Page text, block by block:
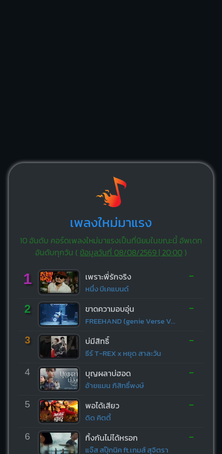
เพลงใหม่มาแรง
10 อันดับ คอร์ดเพลงใหม่มาแรงเป็นที่นิยมในขณะนี้ อัพเดท
อันดับทุกวัน ( ข้อมูลวันที่ 08/08/2569 | 20:00)
1 เพราะพี่รักจริง
หนึ่ง บีเคแบนด์
-
2 ขาดความอบอุ่น
FREEHAND (genie Verse Vol.1)
-
3 บ่มีสิทธิ์
ธีร์ T-REX x หยุด สาละวัน
-
4 บุญผลาบ่ฮอด
อ้ายแมน ภิสิทธิ์พงษ์
-
5 พอได้เสียว
ดิด คิตตี้
-
6 ทิ้งกันไม่ได้หรอก
แจ๊ส สปุ๊กนิค ft.เกมส์ สุจิตรา
-